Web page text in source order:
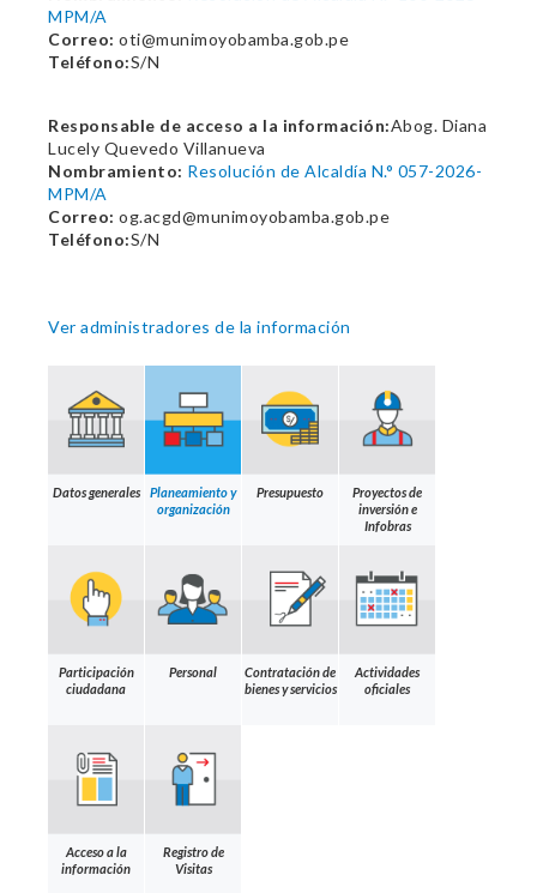
MPM/A
Correo: oti@munimoyobamba.gob.pe
Teléfono:S/N
Responsable de acceso a la información:Abog. Diana
Lucely Quevedo Villanueva
Nombramiento: Resolución de Alcaldía N.° 057-2026-
MPM/A
Correo: og.acgd@munimoyobamba.gob.pe
Teléfono:S/N
Ver administradores de la información
Datos generales
Planeamiento y
organización
Presupuesto
Proyectos de
inversión e
Infobras
Participación
ciudadana
Personal
Contratación de
bienes y servicios
Actividades
oficiales
Acceso a la
información
Registro de
Visitas